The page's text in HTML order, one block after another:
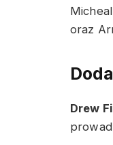
oraz
Drew